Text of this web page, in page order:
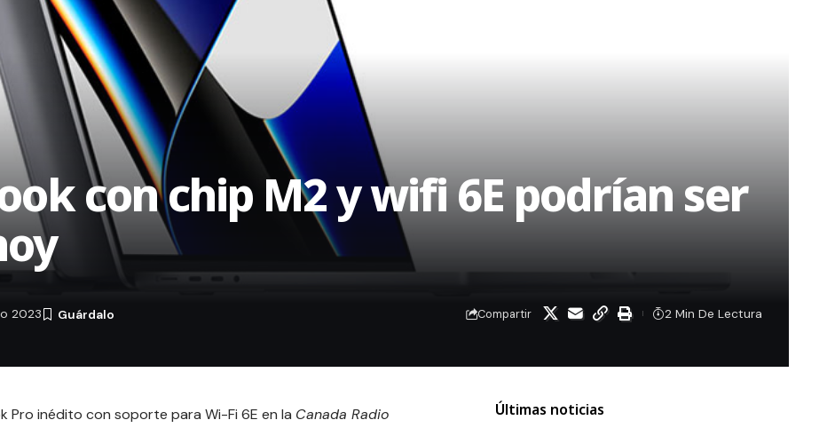
con chip M2 y wifi 6E podrían ser
2023 Compartir 2 Min De Lectura
Pro inédito con soporte para Wi-Fi 6E en la Canada Radio
Últimas noticias